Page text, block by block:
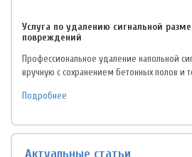
Услуга по удалению сигнальной
повреждений
Профессиональное удаление напольной
вручную с сохранением бетонных полов и
Подробнее
Актуальные статьи